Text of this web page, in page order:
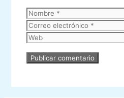
Nombre